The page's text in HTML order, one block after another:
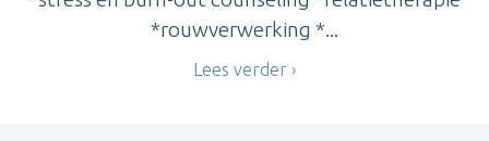
*rouwverwerking *...
Lees verder